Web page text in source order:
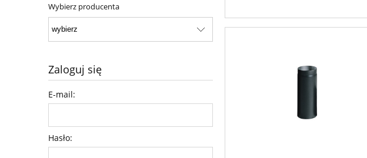
Wybierz producenta
Zaloguj się
E-mail:
Hasło: